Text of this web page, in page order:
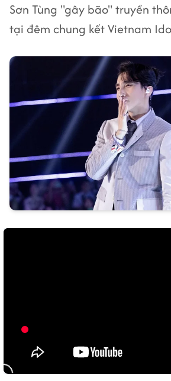
Sơn Tùng "gây bão" truyền
tại đêm chung kết Vietnam